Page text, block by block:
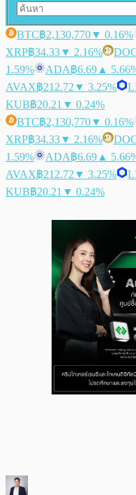
BTC฿2,130,770▼ 0.16%
XRP฿34.33▼ 2.16%
1.59%
ADA฿6.69 ▲
AVAX฿212.72 ▼ 3.25%
KUB฿20.21 ▼ 0.24%
BTC฿2,130,770▼ 0.16%
XRP฿34.33▼ 2.16%
1.59%
ADA฿6.69 ▲
AVAX฿212.72 ▼ 3.25%
KUB฿20.21 ▼ 0.24%